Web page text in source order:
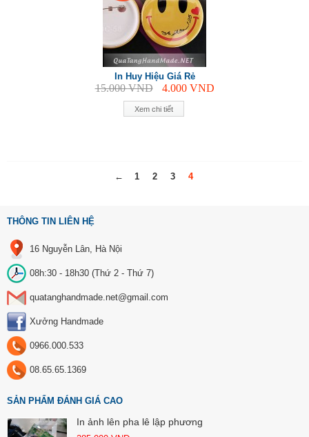
Xem chi tiết
In Huy Hiệu Giá Rẻ
15.000VND 4.000 VND
← 1 2 3 4
THÔNG TIN LIÊN HỆ
16 Nguyễn Lân, Hà Nội
08h:30 - 18h30 (Thứ 2 - Thứ 7)
quatanghandmade.net@gmail.com
Xưởng Handmade
0966.000.533
08.65.65.1369
SẢN PHẨM ĐÁNH GIÁ CAO
In ảnh lên pha lê lập phương